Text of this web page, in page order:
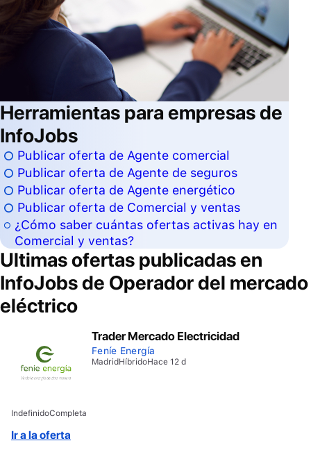
Herramientas para empresas de
InfoJobs
Publicar oferta de Agente comercial
Publicar oferta de Agente de seguros
Publicar oferta de Agente energético
Publicar oferta de Comercial y ventas
¿Cómo saber cuántas ofertas activas hay en
Comercial y ventas?
Ultimas ofertas publicadas en
InfoJobs de Operador del mercado
eléctrico
Trader Mercado Electricidad
Feníe Energía
MadridHíbridoHace 12 d
IndefinidoCompleta
Ir a la oferta